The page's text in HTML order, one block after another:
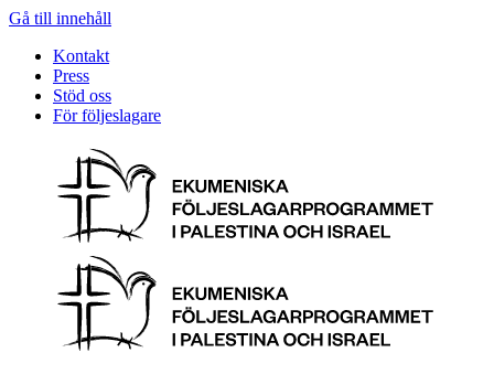
Gå till innehåll
Kontakt
Press
Stöd oss
För följeslagare